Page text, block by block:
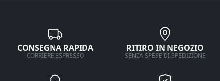
CONSEGNA RAPIDA
CORRIERE ESPRESSO
RITIRO IN NEGOZIO
SENZA SPESE DI SPEDIZIONE